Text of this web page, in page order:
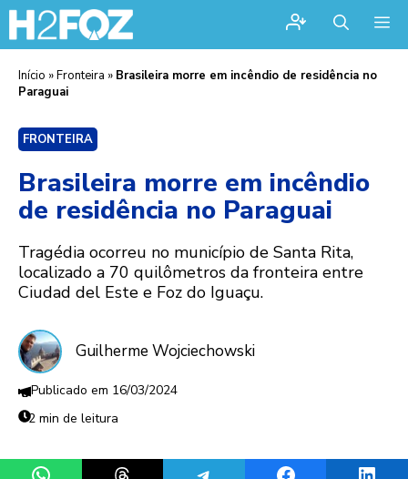
Início »Fronteira » Brasileira morre em incêndio de residência no
Paraguai
FRONTEIRA
Brasileira morre em incêndio
de residência no Paraguai
Tragédia ocorreu no município de Santa Rita,
localizado a 70 quilômetros da fronteira entre
Ciudad del Este e Foz do Iguaçu.
Guilherme Wojciechowski
16/03/2024
2 min de leitura
Share on WhatsAppShare on ThreadsShare on TelegramShare on Facebook